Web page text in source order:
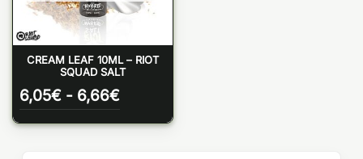
CREAM LEAF 10ML – RIOT
SQUAD SALT
6,05€ - 6,66€Rango
de
precios: